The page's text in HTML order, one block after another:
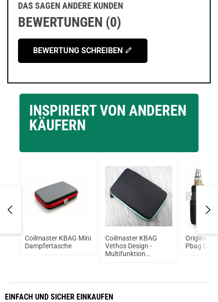
DAS SAGEN ANDERE KUNDEN
BEWERTUNGEN (0)
BEWERTUNG SCHREIBEN
INSPIRIERT VON ANDEREN
KÄUFERN
Coilmaster KBAG Mini
Dampfertasche
Coilmaster KBAG
Vethos Design -
Multifunktion
Original
Pbag
EINFACH UND SICHER EINKAUFEN